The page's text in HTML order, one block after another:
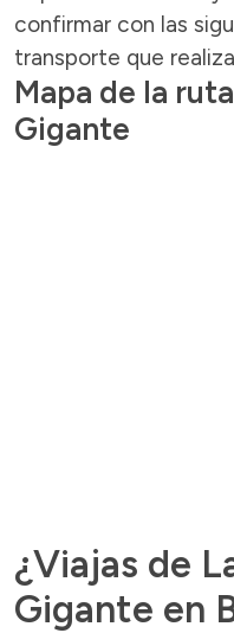
confirmar con las
transporte que
Mapa de la
Gigante
¿Viajas de
Gigante en